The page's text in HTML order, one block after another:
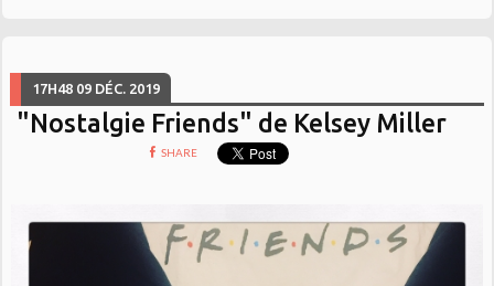
17H48 09 DÉC. 2019
"Nostalgie Friends" de Kelsey Miller
SHARE